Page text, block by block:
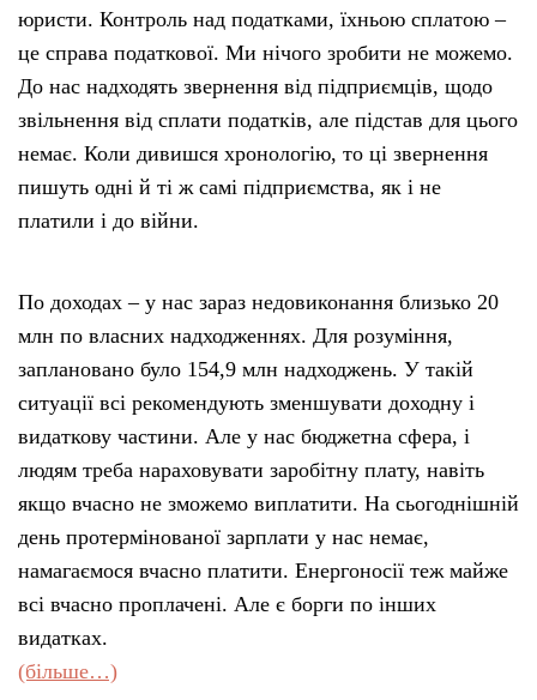
юристи. Контроль над податками, їхньою сплатою –
це справа податкової. Ми нічого зробити не можемо.
До нас надходять звернення від підприємців, щодо
звільнення від сплати податків, але підстав для цього
немає. Коли дивишся хронологію, то ці звернення
пишуть одні й ті ж самі підприємства, як і не
платили і до війни.
По доходах – у нас зараз недовиконання близько 20
млн по власних надходженнях. Для розуміння,
заплановано було 154,9 млн надходжень. У такій
ситуації всі рекомендують зменшувати доходну і
видаткову частини. Але у нас бюджетна сфера, і
людям треба нараховувати заробітну плату, навіть
якщо вчасно не зможемо виплатити. На сьогоднішній
день протермінованої зарплати у нас немає,
намагаємося вчасно платити. Енергоносії теж майже
всі вчасно проплачені. Але є борги по інших
видатках.
(більше…)